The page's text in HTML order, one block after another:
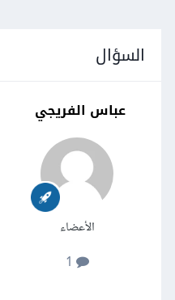
السؤال
عباس الفريجي
الأعضاء